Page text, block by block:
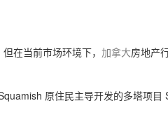
在当前市场环境下， 加拿大房地产
原住民主导开发的多塔项目